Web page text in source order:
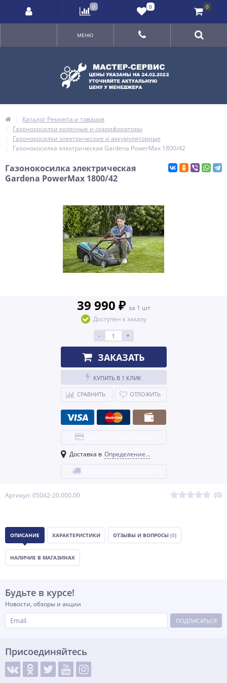
МЕНЮ
Каталог Ремонта и товаров
Газонокосилки колесные и скарификаторы
Газонокосилки электрические и аккумуляторные
Газонокосилка электрическая Gardena PowerMax 1800/42
Газонокосилка электрическая
Gardena PowerMax 1800/42
Артикул: 05042-20.000.00 (0)
39 990 ₽ за 1 шт
Доступен к заказу
-
+
ЗАКАЗАТЬ
КУПИТЬ В 1 КЛИК
СРАВНИТЬ ОТЛОЖИТЬ
Доставка в Определение...
ОПИСАНИЕ ХАРАКТЕРИСТИКИ ОТЗЫВЫ И ВОПРОСЫ (0)
НАЛИЧИЕ В МАГАЗИНАХ
Будьте в курсе!
Новости, обзоры и акции
ПОДПИСАТЬСЯ
Присоединяйтесь
0 0 0